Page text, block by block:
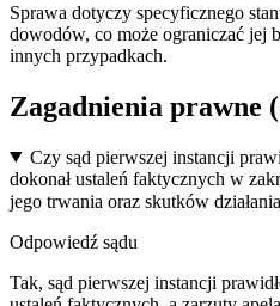
Sprawa dotyczy specyficznego
dowodów, co może ograniczać jej
innych przypadkach.
Zagadnienia prawne (
Czy sąd pierwszej instancji
dokonał ustaleń faktycznych w
jego trwania oraz skutków
Odpowiedź sądu
Tak, sąd pierwszej instancji